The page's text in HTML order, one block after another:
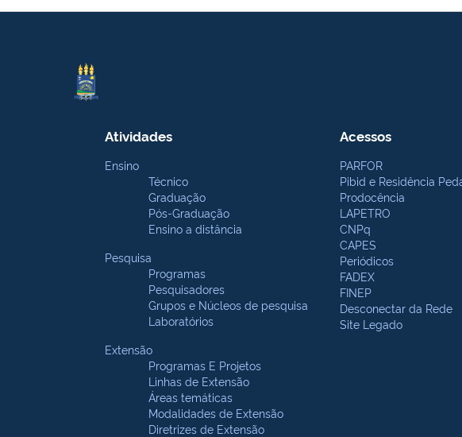
Atividades
Ensino
Técnico
Graduação
Pós-Graduação
Ensino a distância
Pesquisa
Programas
Pesquisadores
Grupos e Núcleos de pesquisa
Laboratórios
Extensão
Programas E Projetos
Linhas de Extensão
Áreas temáticas
Modalidades de Extensão
Diretrizes de Extensão
Acessos
PARFOR
Pibid e Residência
Prodocência
LAPETRO
CNPq
CAPES
Periódicos
FADEX
FINEP
Desconectar da Rede
Site Legado